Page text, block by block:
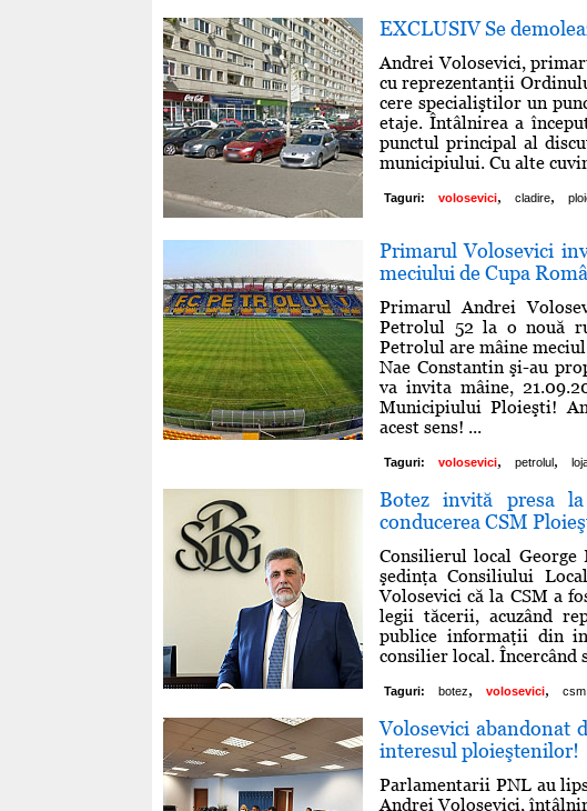
EXCLUSIV Se
Andrei Volosevici,
cu reprezentanţii
cere specialiştilor un
etaje. Întâlnirea a
punctul principal al
municipiului. Cu alte
Taguri: volosevici, cladire,
Primarul Volosevici
meciului de Cupa
Primarul Andrei
Petrolul 52 la o nouă
Petrolul are mâine
Nae Constantin şi-au
va invita mâine,
Municipiului Ploieşti!
acest sens! ...
Taguri: volosevici, petrolul,
Botez invită presa
conducerea CSM
Consilierul local
şedinţa Consiliului
Volosevici că la CSM a
legii tăcerii, acuzând
publice informaţii din
consilier local. Încercând
Taguri: botez, volosevici, csm
Volosevici abandonat
interesul ploieştenilor!
Parlamentarii PNL au
Andrei Volosevici,